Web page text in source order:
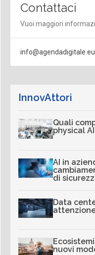
Contattaci
Vuoi maggiori
info@agendadigitale.eu
InnovAttori
Quali
physical
AI in
di
Data
nuovi